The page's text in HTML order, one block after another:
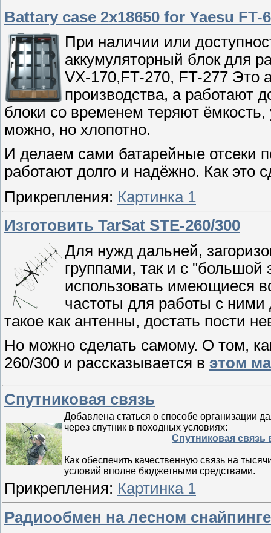
Battary case 2x18650 for Yaesu FT-
При наличии или
аккумуляторный блок для
VX-170,FT-270, FT-277 Это
производства, а работают
блоки со временем теряют
можно, но хлопотно.
И делаем сами батарейные отсеки
работают долго и надёжно. Как это
Прикрепления: Картинка 1
Изготовить TarSat STE-260/300
Для нужд дальней,
группами, так и с
использовать имеющиеся
частоты для работы с ними
такое как антенны, достать пости
Но можно сделать самому. О том,
260/300 и рассказывается в этом
Спутниковая связь
Добавлена статься о способе организации
через спутник в походных условиях:
Спутниковая связь
Как обеспечить качественную связь на
условий вполне бюджетными средствами.
Прикрепления: Картинка 1
Радиообмен на лесном снайпинге